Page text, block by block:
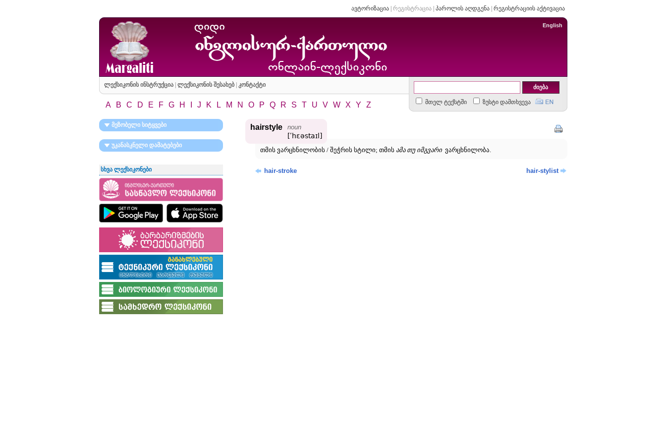
ავტორიზაცია| რეგისტრაცია| პაროლის აღდგენა| რეგისტრაციის აქტივაცია
English
ლექსიკონის ინსტრუქცია| ლექსიკონის შესახებ| კონტაქტი
მთელ ტექსტში ზუსტი დამთხვევა
A B C D E F G H J K L M N O P Q R S T U V W X Y Z
მეზობელი სიტყვები
უკანასკნელი დამატებები
სხვა ლექსიკონები
hairstyle noun
[ʹhɛəstaɪl]
თმის ვარცხნილობის / შეჭრის სტილი; თმის ამა თუ იმგვარი ვარცხნილობა.
hair-stroke hair-stylist